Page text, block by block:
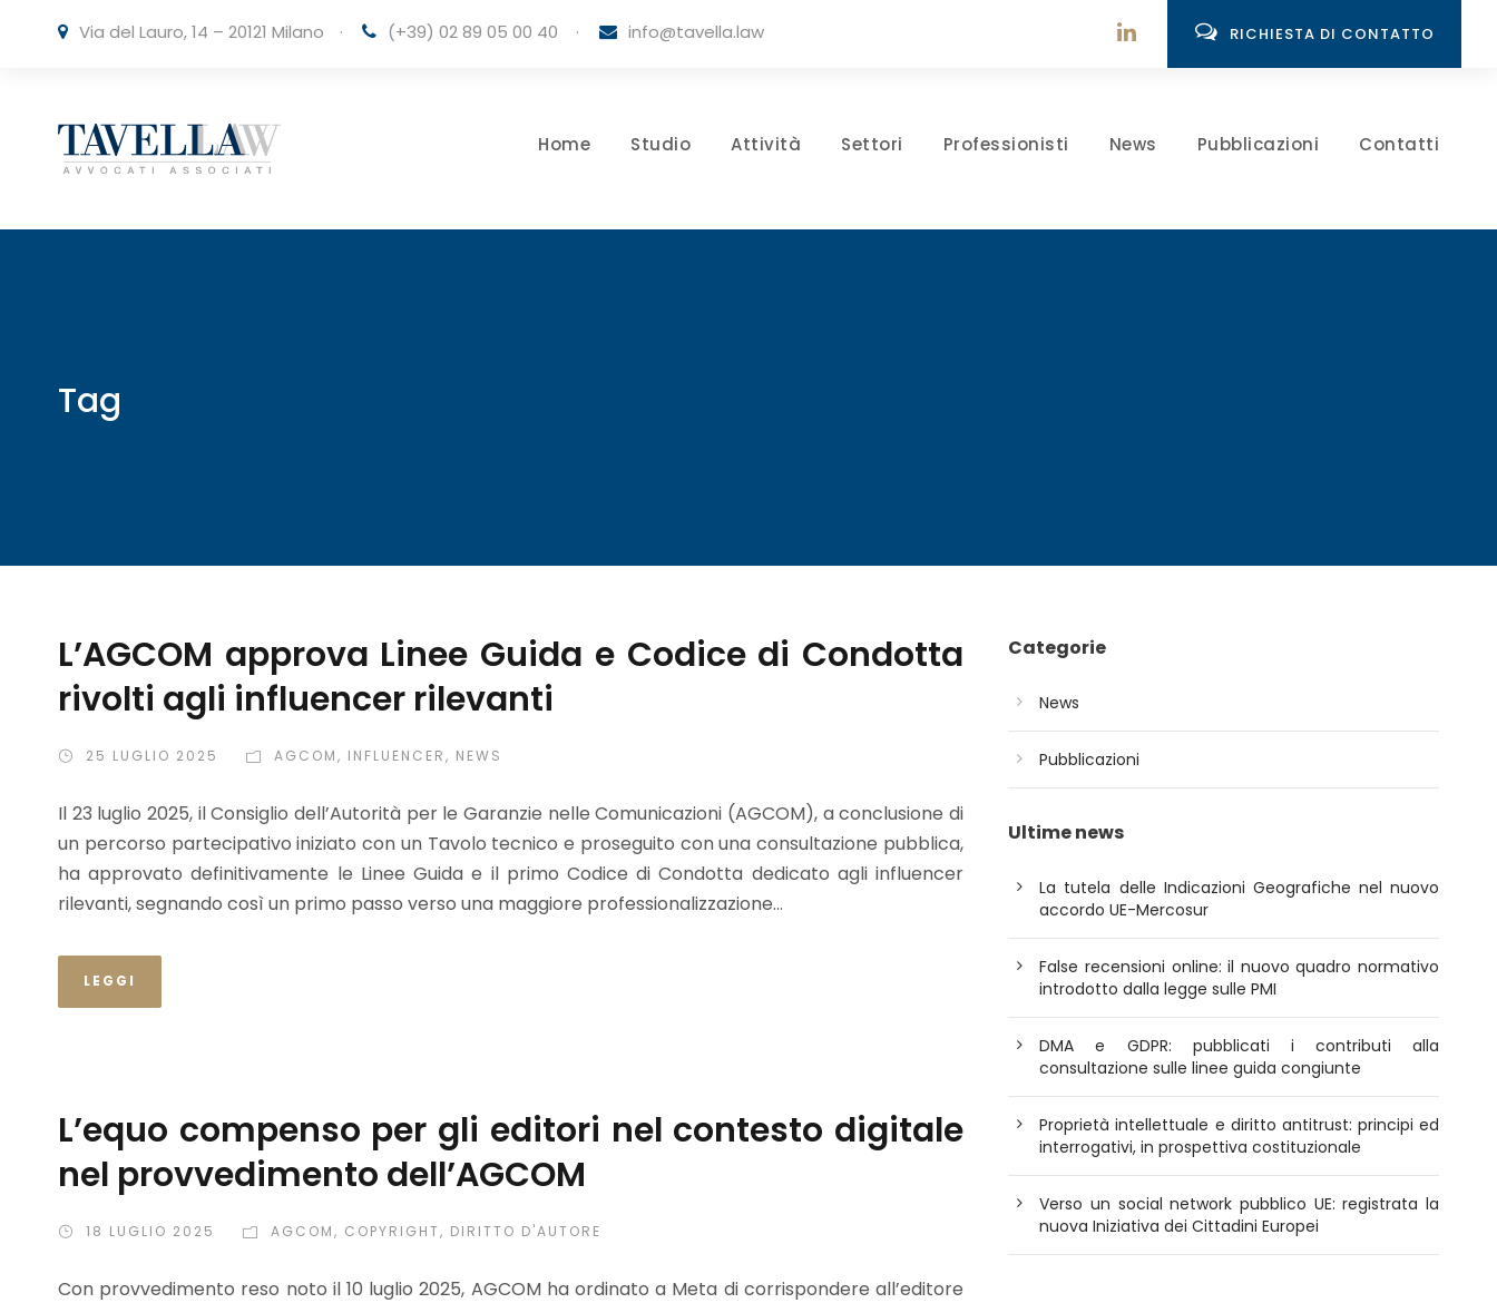
Via del Lauro, 14 – 20121 Milano · (+39) 02 89 05 00 40 · info@tavella.law RICHIESTA DI CONTATTO
Home Studio Attività Settori Professionisti News Pubblicazioni Contatti
Tag
L’AGCOM approva Linee Guida e Codice di Condotta
rivolti agli influencer rilevanti
25 LUGLIO 2025 AGCOM, INFLUENCER, NEWS
Il 23 luglio 2025, il Consiglio dell’Autorità per le Garanzie nelle Comunicazioni (AGCOM), a conclusione di
un percorso partecipativo iniziato con un Tavolo tecnico e proseguito con una consultazione pubblica,
ha approvato definitivamente le Linee Guida e il primo Codice di Condotta dedicato agli influencer
rilevanti, segnando così un primo passo verso una maggiore professionalizzazione...
LEGGI
L’equo compenso per gli editori nel contesto digitale
nel provvedimento dell’AGCOM
18 LUGLIO 2025 AGCOM, COPYRIGHT, DIRITTO D'AUTORE
Con provvedimento reso noto il 10 luglio 2025, AGCOM ha ordinato a Meta di corrispondere all’editore
Categorie
News
Pubblicazioni
Ultime news
La tutela delle Indicazioni Geografiche nel nuovo
accordo UE-Mercosur
False recensioni online: il nuovo quadro normativo
introdotto dalla legge sulle PMI
DMA e GDPR: pubblicati i contributi alla
consultazione sulle linee guida congiunte
Proprietà intellettuale e diritto antitrust: principi ed
interrogativi, in prospettiva costituzionale
Verso un social network pubblico UE: registrata la
nuova Iniziativa dei Cittadini Europei